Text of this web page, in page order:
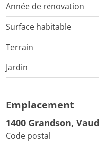
Année de rénovation
Surface habitable
Terrain
Jardin
Emplacement
1400 Grandson, Vaud
Code postal